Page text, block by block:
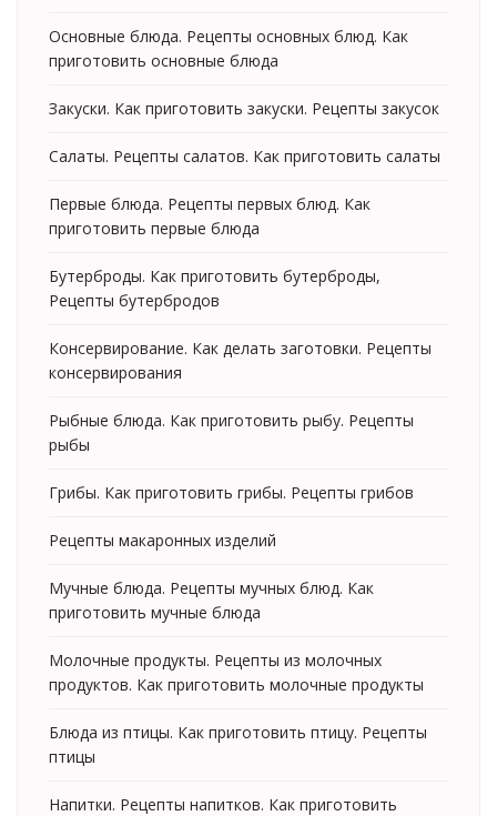
Основные блюда. Рецепты основных блюд. Как
приготовить основные блюда
Закуски. Как приготовить закуски. Рецепты закусок
Салаты. Рецепты салатов. Как приготовить салаты
Первые блюда. Рецепты первых блюд. Как
приготовить первые блюда
Бутерброды. Как приготовить бутерброды,
Рецепты бутербродов
Консервирование. Как делать заготовки. Рецепты
консервирования
Рыбные блюда. Как приготовить рыбу. Рецепты
рыбы
Грибы. Как приготовить грибы. Рецепты грибов
Рецепты макаронных изделий
Мучные блюда. Рецепты мучных блюд. Как
приготовить мучные блюда
Молочные продукты. Рецепты из молочных
продуктов. Как приготовить молочные продукты
Блюда из птицы. Как приготовить птицу. Рецепты
птицы
Напитки. Рецепты напитков. Как приготовить